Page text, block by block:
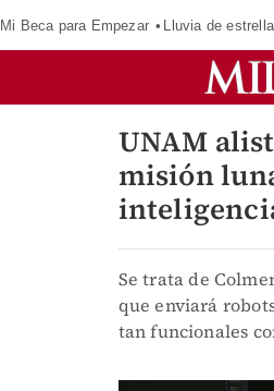
Mi Beca para Empezar Lluvia de
UNAM
misión
Se trata de
que enviará
tan funcionales